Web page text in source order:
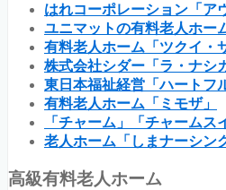
はれコーポレーション「ア
ユニマットの有料老人ホー
有料老人ホーム「ツクイ・
株式会社シダー「ラ・ナシ
東日本福祉経営「ハートフ
有料老人ホーム「ミモザ」
「チャーム」「チャームス
老人ホーム「しまナーシン
高級有料老人ホーム